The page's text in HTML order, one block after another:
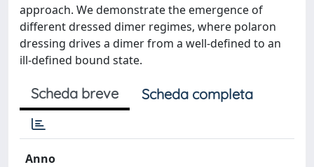
approach. We demonstrate the emergence of
different dressed dimer regimes, where polaron
dressing drives a dimer from a well-defined to an
ill-defined bound state.
Scheda breve Scheda completa
Anno